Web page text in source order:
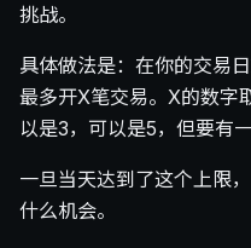
挑战。
具体做法是：在你的交易
最多开X笔交易。X的数字
以是3，可以是5，但要有一
一旦当天达到了这个上限
什么机会。